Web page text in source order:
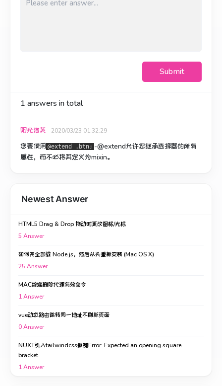
Submit
1 answers in total
阳光泡芙 2020/03/23 01:32:29
您要使用 @extend .btn; -@extend允许您继承选择器的所有
属性，而不必将其定义为mixin。
Newest Answer
HTML5 Drag & Drop 拖动时更改图标/光标
5 Answer
如何完全卸载 Node.js，然后从头重新安装 (Mac OS X)
25 Answer
MAC终端删除代理有效命令
1Answer
vue动态路由跳转同一地址不刷新页面
0Answer
NUXT引入tailwindcss报错Error: Expected an opening square
bracket.
1Answer